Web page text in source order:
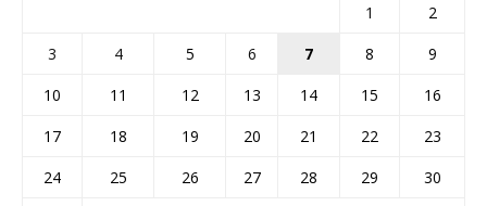
1
2
3
4 5 6 7 8
9
10
11 12 13 14 15
16
17
18 19 20 21 22
23
24
25 26 27 28 29
30